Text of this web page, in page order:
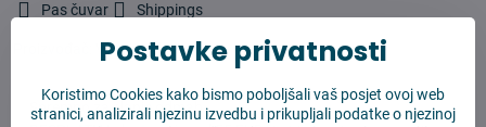
Pas čuvar Shippings
Vysajto.sk
✅ Spremno za slanje odmah
Postavke privatnosti
Koristimo Cookies kako bismo poboljšali vaš posjet ovoj web
stranici, analizirali njezinu izvedbu i prikupljali podatke o njezinoj